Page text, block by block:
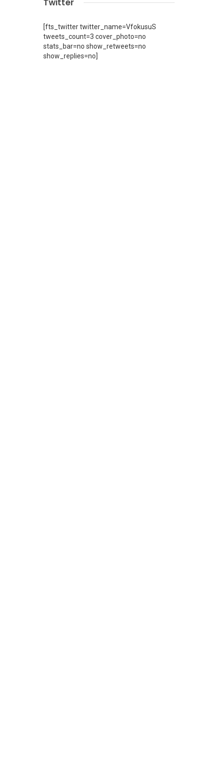
Twitter
[fts_twitter twitter_name=VfokusuS
tweets_count=3 cover_photo=no
stats_bar=no show_retweets=no
show_replies=no]